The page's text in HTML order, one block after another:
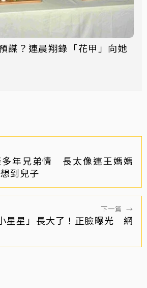
謀？連晨翔錄「花甲」向她
年兄弟情 長太像連王媽媽
到兒子
下一篇 →
星星」長大了！正臉曝光 網